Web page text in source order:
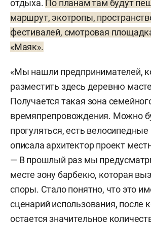
отдыха. По планам там будут
маршрут, экотропы,
фестивалей, смотровая
«Маяк».
«Мы нашли предпринимателей,
разместить здесь деревню
Получается такая зона
времяпрепровождения. Можно
прогуляться, есть
описала архитектор проект
— В прошлый раз мы
месте зону барбекю, которая
споры. Стало понятно, что это
сценарий использования, после
остается значительное